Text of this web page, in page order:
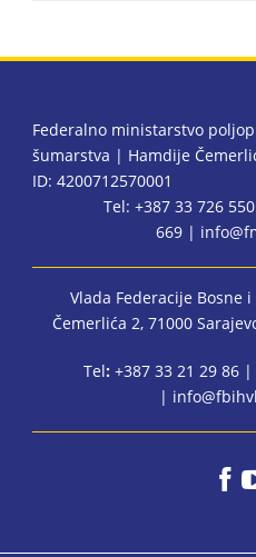
Federalno ministarstvo
šumarstva | Hamdije
ID: 4200712570001
Tel: +387 33 726
669 |
Vlada Federacije Bosne
Čemerlića 2, 71000
Tel: +387 33 21 29 86 |
|